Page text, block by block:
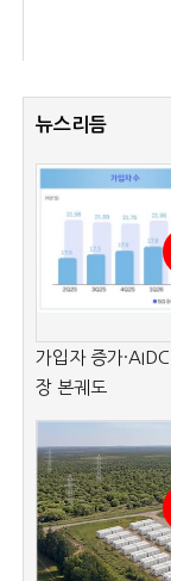
뉴스리듬
가입자 증가
장 본궤도